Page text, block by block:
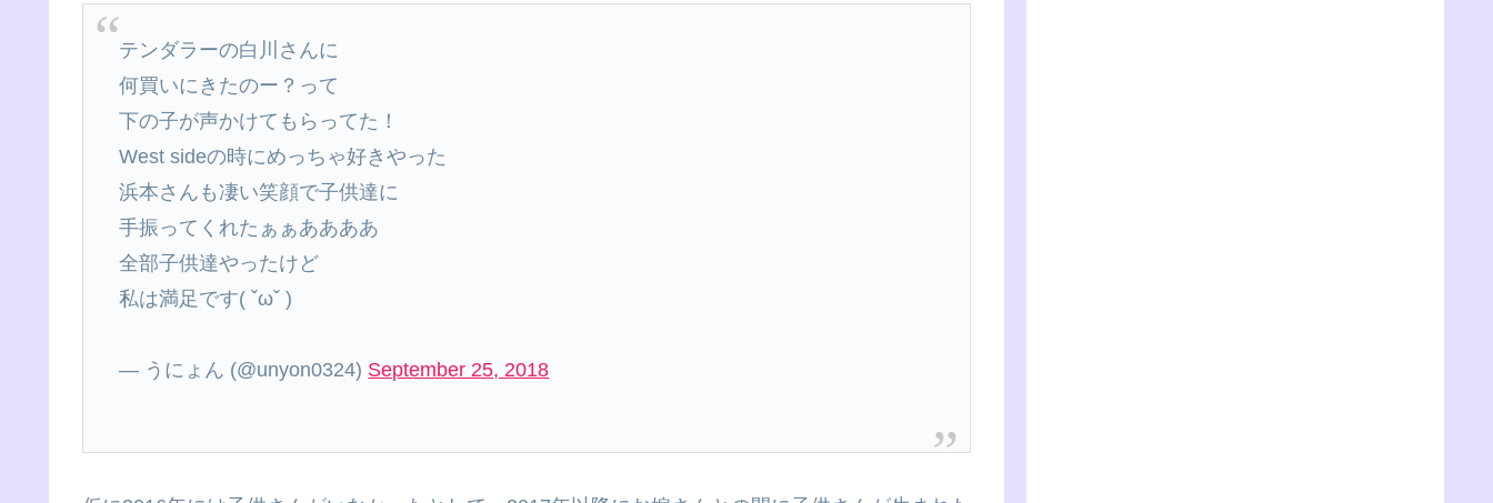
テンダラーの白川さんに
何買いにきたのー？って
下の子が声かけてもらってた！
West sideの時にめっちゃ好きやった
浜本さんも凄い笑顔で子供達に
手振ってくれたぁぁああああ
全部子供達やったけど
私は満足です( ˇωˇ )
— うにょん (@unyon0324) September 25, 2018